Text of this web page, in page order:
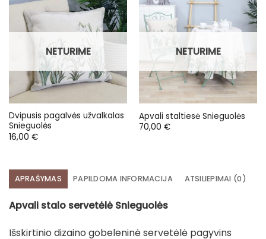
NETURIME
Dvipusis pagalvės užvalkalas
Snieguolės
16,00 €
NETURIME
Apvali staltiesė Snieguolės
70,00 €
APRAŠYMAS PAPILDOMA INFORMACIJA ATSILIEPIMAI (0)
Apvali stalo servetėlė Snieguolės
Išskirtinio dizaino gobeleninė servetėlė pagyvins